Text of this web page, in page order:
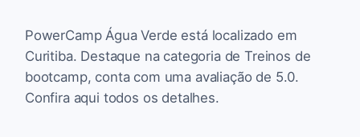
PowerCamp Água Verde está localizado em
Curitiba. Destaque na categoria de Treinos de
bootcamp, conta com uma avaliação de 5.0.
Confira aqui todos os detalhes.